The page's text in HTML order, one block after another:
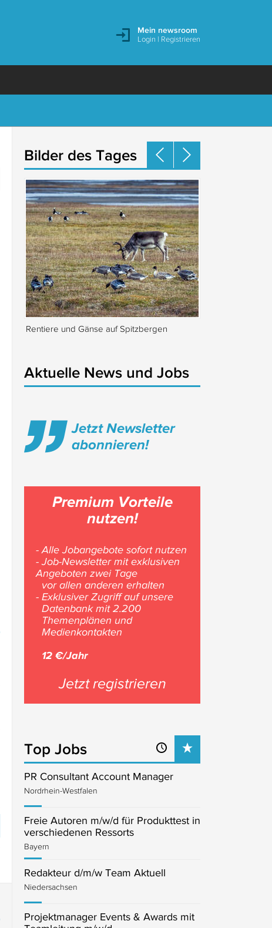
Mein newsroom
Login | Registrieren
Bilder des Tages
Rentiere und Gänse auf Spitzbergen
Aktuelle News und Jobs
Jetzt Newsletter
abonnieren!
Premium Vorteile
nutzen!
- Alle Jobangebote sofort nutzen
- Job-Newsletter mit exklusiven
Angeboten zwei Tage
vor allen anderen erhalten
- Exklusiver Zugriff auf unsere
Datenbank mit 2.200
Themenplänen und
Medienkontakten
12 €/Jahr
Jetzt registrieren
Top Jobs
PR Consultant Account Manager
Nordrhein-Westfalen
Freie Autoren m/w/d für Produkttest in
verschiedenen Ressorts
Bayern
Redakteur d/m/w Team Aktuell
Niedersachsen
Projektmanager Events & Awards mit